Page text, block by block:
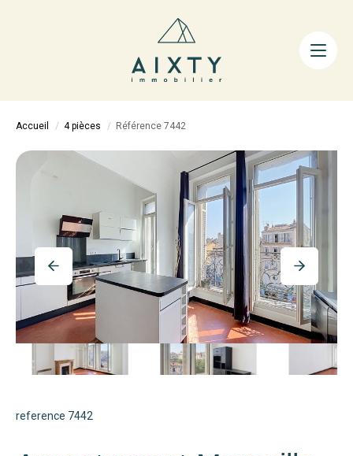
ACHETER
LA MÉTHODE
AIXTY & VOUS
Nos Agences
Nos Équipes
Nos Tarifs
Nos Biens Vendus
Notre City Guide
Accueil 4 pièces Référence 7442
reference 7442